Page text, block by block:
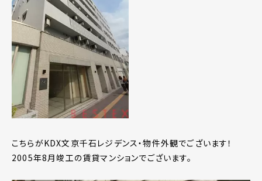
こちらがKDX文京千石レジデンス・物件外観でございます！
2005年8月竣工の賃貸マンションでございます。